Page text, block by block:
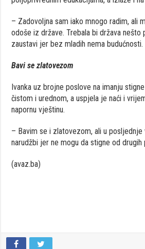
– Zadovoljna sam iako mnogo radim, ali
odoše iz države. Trebala bi država nešto
zaustavi jer bez mladih nema budućnosti.
Bavi se zlatovezom
Ivanka uz brojne poslove na imanju
čistom i urednom, a uspjela je naći i
napornu vještinu.
– Bavim se i zlatovezom, ali u
narudžbi jer ne mogu da stigne od drugih
(avaz.ba)